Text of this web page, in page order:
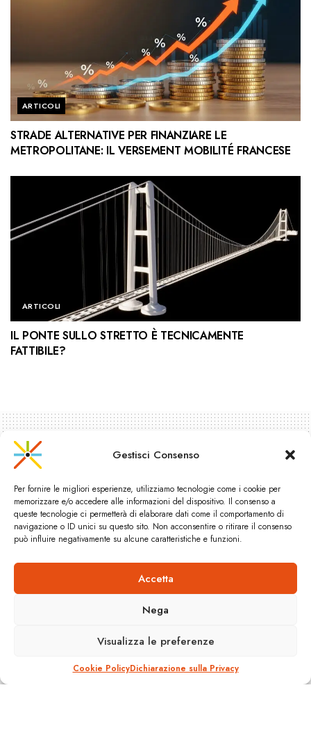
Gestisci Consenso
Per fornire le migliori esperienze, utilizziamo tecnologie come i cookie per
memorizzare e/o accedere alle informazioni del dispositivo. Il consenso a
queste tecnologie ci permetterà di elaborare dati come il comportamento di
navigazione o ID unici su questo sito. Non acconsentire o ritirare il consenso
può influire negativamente su alcune caratteristiche e funzioni.
Accetta
Nega
Visualizza le preferenze
Cookie PolicyDichiarazione sulla Privacy
ARTICOLI
STRADE ALTERNATIVE PER FINANZIARE LE
METROPOLITANE: IL VERSEMENT MOBILITÉ FRANCESE
ARTICOLI
IL PONTE SULLO STRETTO È TECNICAMENTE
FATTIBILE?
Il nuovo presidente di ATM
Milano: manager proveniente
dalle autostrade
14 Ottobre 2011 Reading Time: 1 min read